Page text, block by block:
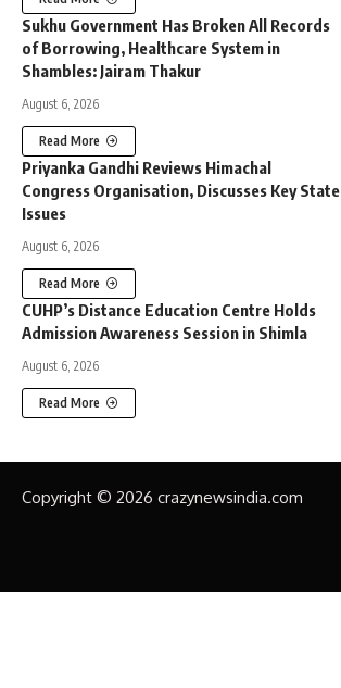
Sukhu Government Has Broken All Records
of Borrowing, Healthcare System in
Shambles: Jairam Thakur
August 6, 2026
Read More
Priyanka Gandhi Reviews Himachal
Congress Organisation, Discusses Key State
Issues
August 6, 2026
Read More
CUHP’s Distance Education Centre Holds
Admission Awareness Session in Shimla
August 6, 2026
Read More
Copyright © 2026 crazynewsindia.com